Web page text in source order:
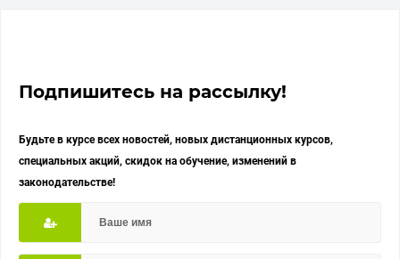
Подпишитесь на рассылку!
Будьте в курсе всех новостей, новых дистанционных курсов,
специальных акций, скидок на обучение, изменений в
законодательстве!